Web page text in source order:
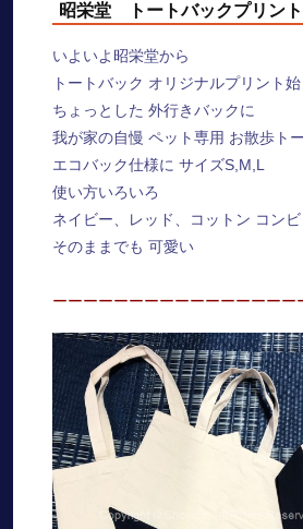
昭栄堂 トートバックプリン
いよいよ昭栄堂から
トートバック オリジナルプリント
ちょっとした 外行きバックに
我が家の自慢 ペット専用 お散歩ト
エコバック仕様に サイズS,M,L
使い方いろいろ
ネイビー、レッド、コットン コンビ
そのままでも 可愛い
ーーーーーーーーーーーーーーー